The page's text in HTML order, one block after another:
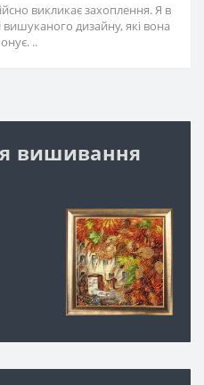
викликає захоплення. Я в
вишуканого дизайну, які вона
..
вишивання